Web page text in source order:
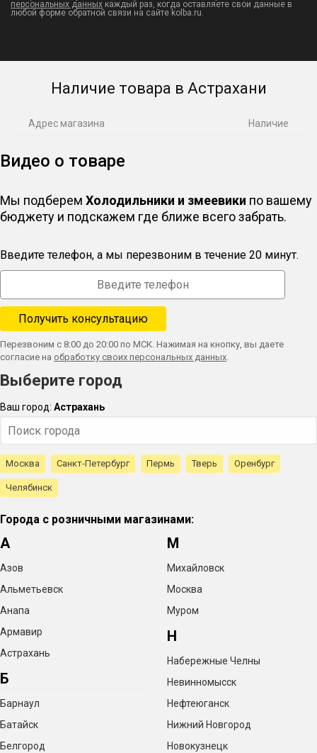
персональных данных каждый раз, когда оставляете свои данные в
любой форме обратной связи на сайте kolba.ru.
Наличие товара в Астрахани
Адрес магазина Наличие
Видео о товаре
Мы подберем Холодильники и змеевики по вашему
бюджету и подскажем где ближе всего забрать.
Введите телефон, а мы перезвоним в течение 20 минут.
Перезвоним с 8:00 до 20:00 по МСК. Нажимая на кнопку, вы даете
согласие на обработку своих персональных данных.
Выберите город
Ваш город: Астрахань
Москва Санкт-Петербург Пермь Тверь Оренбург
Челябинск
Города с розничными магазинами:
А
Азов
Альметьевск
Анапа
Армавир
Астрахань
Б
Барнаул
Батайск
Белгород
М
Михайловск
Москва
Муром
Н
Набережные Челны
Невинномысск
Нефтеюганск
Нижний Новгород
Новокузнецк